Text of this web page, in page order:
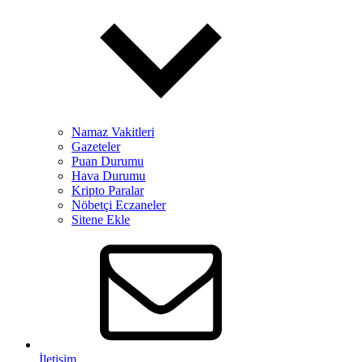
Namaz Vakitleri
Gazeteler
Puan Durumu
Hava Durumu
Kripto Paralar
Nöbetçi Eczaneler
Sitene Ekle
İletişim